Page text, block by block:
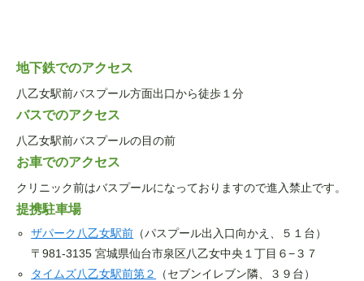
地下鉄でのアクセス
八乙女駅前バスプール方面出口から徒歩１分
バスでのアクセス
八乙女駅前バスプールの目の前
お車でのアクセス
クリニック前はバスプールになっておりますので進入禁止です。
提携駐車場
ザパーク八乙女駅前 （パスプール出入口向かえ、５１台）
〒981-3135 宮城県仙台市泉区八乙女中央１丁目６−３７
タイムズ八乙女駅前第２
（セブンイレブン隣、３９台）